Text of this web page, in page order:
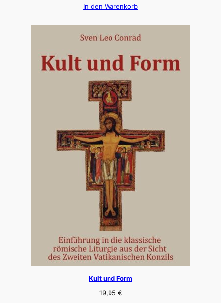
In den Warenkorb
Kult und Form
19,95 €